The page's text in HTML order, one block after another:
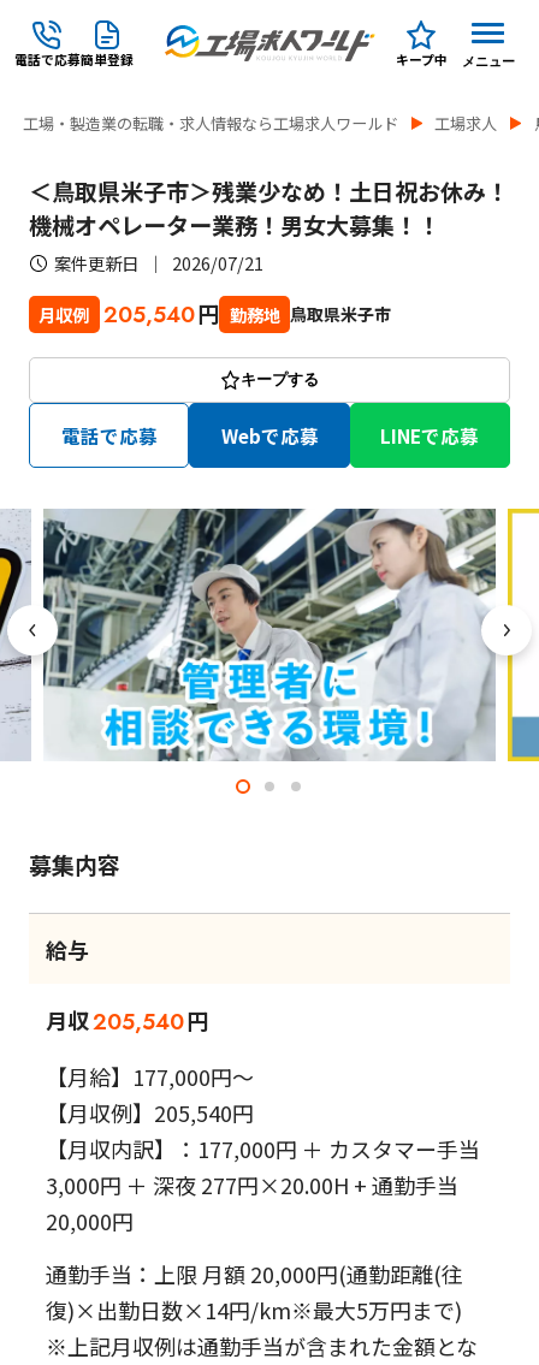
電話で応募簡単登録 キープ中 メニュー
工場・製造業の転職・求人情報なら工場求人ワールド 工場求人
＜鳥取県米子市＞残業少なめ！土日祝お休み！
機械オペレーター業務！男女大募集！！
案件更新日 2026/07/21
月収例 205,540円 勤務地 鳥取県米子市
キープする
電話で応募 Webで応募 LINEで応募
募集内容
給与
月収205,540円
【月給】177,000円～
【月収例】205,540円
【月収内訳】：177,000円 ＋ カスタマー手当
3,000円 ＋ 深夜 277円×20.00H + 通勤手当
20,000円
通勤手当：上限 月額 20,000円(通勤距離(往
復)×出勤日数×14円/km※最大5万円まで)
※上記月収例は通勤手当が含まれた金額とな